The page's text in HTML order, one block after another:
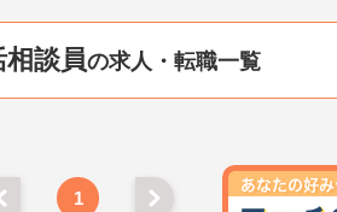
談員の求人・転職一覧
1